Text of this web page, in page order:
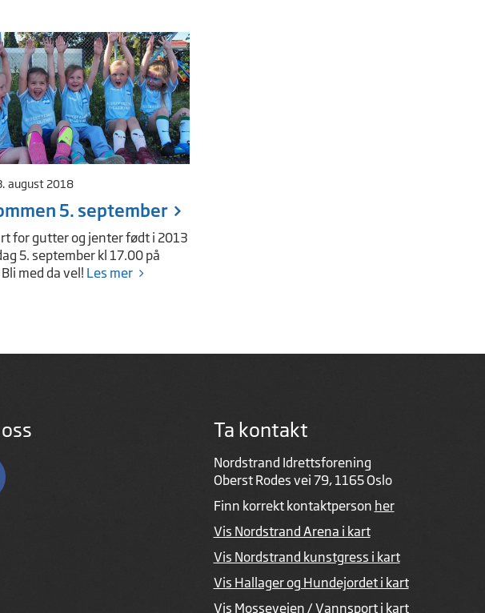
august 2018
5. september
for gutter og jenter født i 2013
5. september kl 17.00 på
med da vel! Les mer
Ta kontakt
Nordstrand Idrettsforening
Oberst Rodes vei 79, 1165 Oslo
Finn korrekt kontaktperson her
Vis Nordstrand Arena i kart
Vis Nordstrand kunstgress i kart
Vis Hallager og Hundejordet i kart
Vis Mosseveien / Vannsport i kart